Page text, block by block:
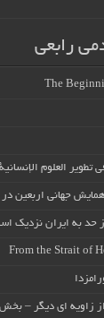
رابعی
The
تطوير العلوم
جهانی اربعین در
حد به ایران نزدیک
From the Strait of
از زاویه ای دیگر –